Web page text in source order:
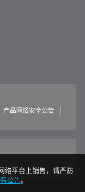
产品网络安全公告
络平台上销售，请严防
公告。